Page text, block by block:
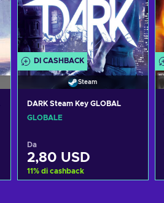
DI CASHBACK
Steam
DARK Steam Key GLOBAL
GLOBALE
Da
2,80 USD
11% di cashback